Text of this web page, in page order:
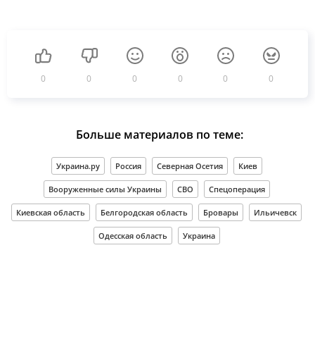
0 0 0 0 0 0
Больше материалов по теме:
Украина.ру Россия Северная Осетия Киев
Вооруженные силы Украины СВО Спецоперация
Киевская область Белгородская область Бровары Ильичевск
Одесская область Украина